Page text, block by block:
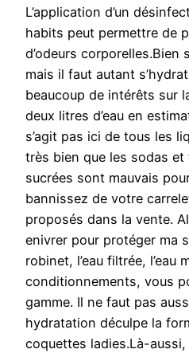
L’application d’un
habits peut permettre de
d’odeurs corporelles.Bien
mais il faut autant
beaucoup de intérêts sur
deux litres d’eau en
s’agit pas ici de tous les
très bien que les sodas
sucrées sont mauvais
bannissez de votre
proposés dans la vente.
enivrer pour protéger ma
robinet, l’eau filtrée, l’eau
conditionnements, vous
gamme. Il ne faut pas
hydratation déculpe la
coquettes ladies.Là-aussi,